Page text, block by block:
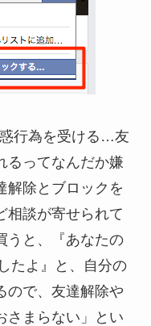
行為を受ける…友
るってなんだか嫌
解除とブロックを
相談が寄せられて
うと、『あなたの
たよ』と、自分の
ので、友達解除や
さまらない」とい